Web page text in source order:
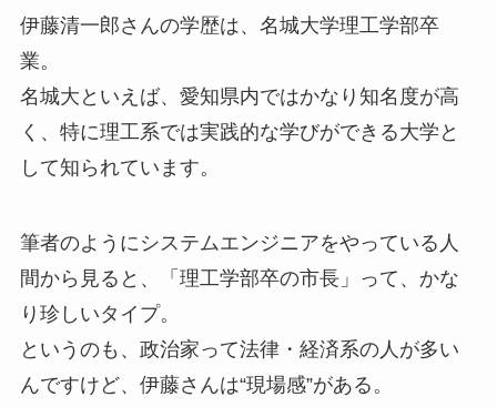
伊藤清一郎さんの学歴は、名城大学理工学部卒
業。
名城大といえば、愛知県内ではかなり知名度が高
く、特に理工系では実践的な学びができる大学と
して知られています。
筆者のようにシステムエンジニアをやっている人
間から見ると、「理工学部卒の市長」って、かな
り珍しいタイプ。
というのも、政治家って法律・経済系の人が多い
んですけど、伊藤さんは“現場感”がある。